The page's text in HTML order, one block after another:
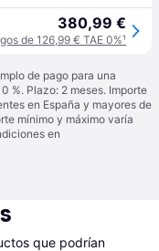
380,99 €
de 126,99 € TAE 0%¹
de pago para una
%. Plazo: 2 meses. Importe
en España y mayores de
mínimo y máximo varía
en
que podrían